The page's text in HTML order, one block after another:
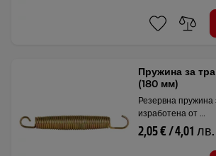
Пружина за
(180 мм)
Резервна пружина
изработена от …
2,05 € / 4,01 лв.